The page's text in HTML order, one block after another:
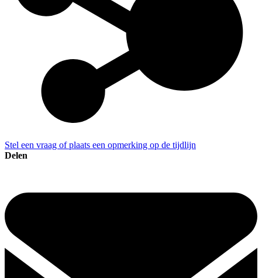
Stel een vraag of plaats een opmerking op de tijdlijn
Delen